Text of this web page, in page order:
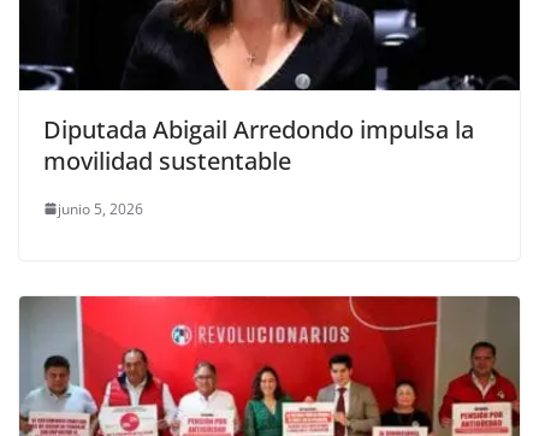
Diputada Abigail Arredondo impulsa la
movilidad sustentable
junio 5, 2026